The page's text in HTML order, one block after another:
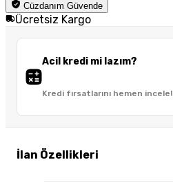
Cüzdanım Güvende
Ücretsiz Kargo
Acil kredi mi lazım?
Kredi fırsatlarını hemen incele!
İlan Özellikleri